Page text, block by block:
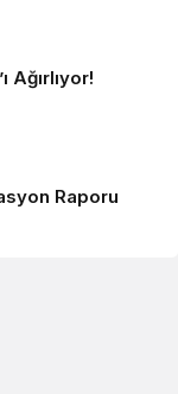
Ağırlıyor!
Raporu